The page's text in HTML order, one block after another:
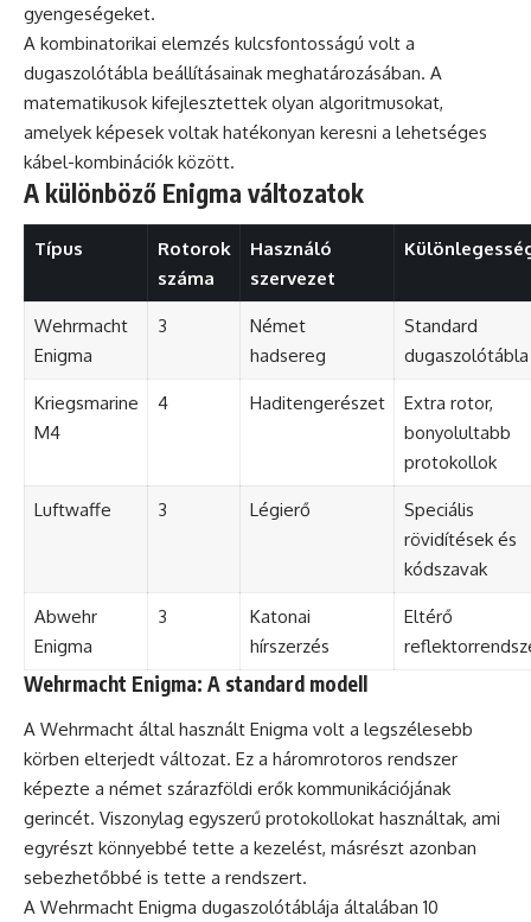
gyengeségeket.
A kombinatorikai elemzés kulcsfontosságú volt a
dugaszolótábla beállításainak meghatározásában. A
matematikusok kifejlesztettek olyan algoritmusokat,
amelyek képesek voltak hatékonyan keresni a lehetséges
kábel-kombinációk között.
A különböző Enigma változatok
Típus
Rotorok
száma
Használó
szervezet
Wehrmacht
Enigma
3
Német
hadsereg
Standard
dugaszolótábla
Kriegsmarine
M4
4 Haditengerészet
Extra rotor,
bonyolultabb
protokollok
Luftwaffe 3 Légierő
Speciális
rövidítések és
kódszavak
Abwehr
Enigma
3
Katonai
hírszerzés
Eltérő
Wehrmacht Enigma: A standard modell
A Wehrmacht által használt Enigma volt a legszélesebb
körben elterjedt változat. Ez a háromrotoros rendszer
képezte a német szárazföldi erők kommunikációjának
gerincét. Viszonylag egyszerű protokollokat használtak, ami
egyrészt könnyebbé tette a kezelést, másrészt azonban
sebezhetőbbé is tette a rendszert.
A Wehrmacht Enigma dugaszolótáblája általában 10